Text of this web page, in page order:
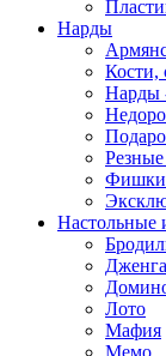
Нарды
Кости,
Нарды
Фишки
Настольные
Дженга
Лото
Мафия
Мемо